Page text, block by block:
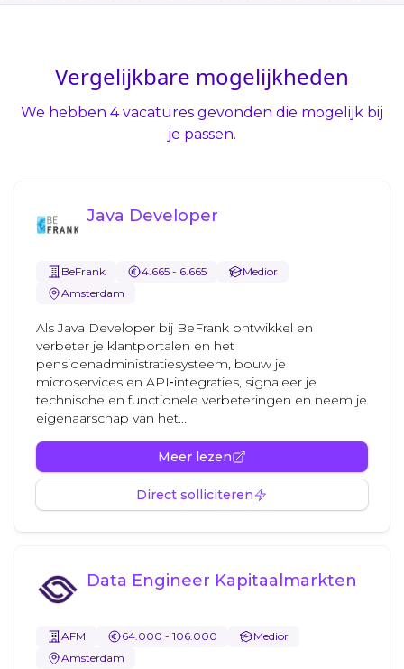
Vergelijkbare mogelijkheden
We hebben 4 vacatures gevonden die mogelijk bij
je passen.
Java Developer
BeFrank 4.665 - 6.665
Medior
Amsterdam
Als Java Developer bij BeFrank ontwikkel en
verbeter je klantportalen en het
pensioenadministratiesysteem, bouw je
microservices en API‑integraties, signaleer je
technische en functionele verbeteringen en neem je
eigenaarschap van het...
Meer lezen
Direct solliciteren
Data Engineer Kapitaalmarkten
AFM 64.000 - 106.000
Medior
Amsterdam